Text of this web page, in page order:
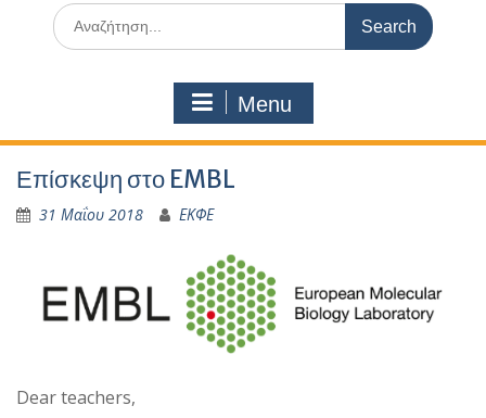
Search
for:
Menu
Επίσκεψη στο EMBL
31 Μαΐου 2018 ΕΚΦΕ
Dear teachers,